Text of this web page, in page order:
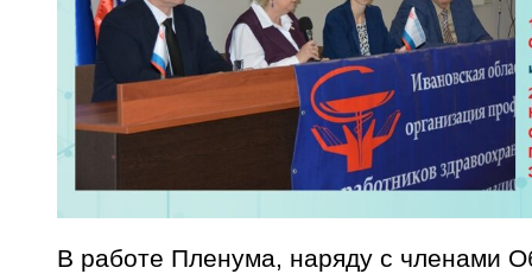
В работе Пленума, наряду с членами